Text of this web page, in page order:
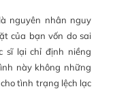
nguyên nhân nguy
của bạn vốn do sai
sĩ lại chỉ định niềng
này không những
tình trạng lệch lạc